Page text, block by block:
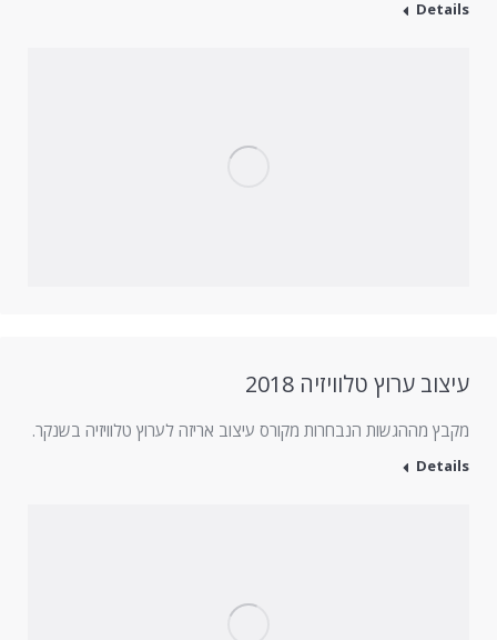
Details
עיצוב ערוץ טלוויזיה 2018
מקבץ מההגשות הנבחרות מקורס עיצוב אריזה לערוץ טלוויזיה בשנקר.
Details